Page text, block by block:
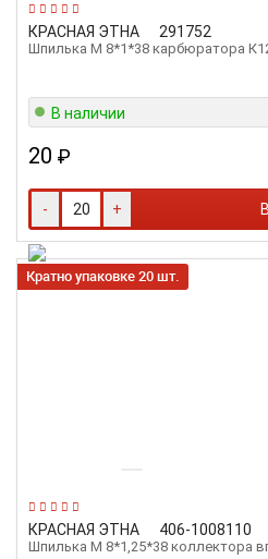
КРАСНАЯ ЭТНА 291752
Шпилька М 8*1*38 карбюратора
В наличии
20 ₽
- +
КРАСНАЯ ЭТНА 406-1008110
Шпилька М 8*1,25*38 коллектора
Кратно упаковке 20 шт.